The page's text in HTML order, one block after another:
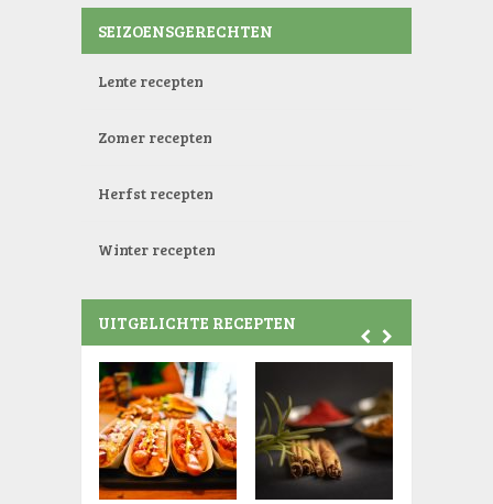
SEIZOENSGERECHTEN
Lente recepten
Zomer recepten
Herfst recepten
Winter recepten
UITGELICHTE RECEPTEN